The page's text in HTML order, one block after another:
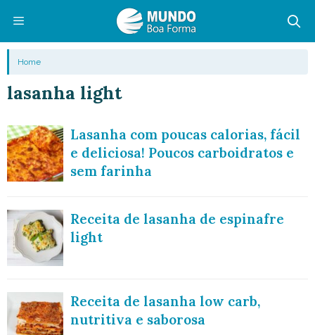
conteúdo
Menu
Home
lasanha light
Lasanha com poucas calorias, fácil
e deliciosa! Poucos carboidratos e
sem farinha
Receita de lasanha de espinafre
light
Receita de lasanha low carb,
nutritiva e saborosa